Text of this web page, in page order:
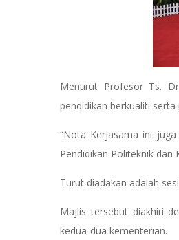
Menurut Profesor Ts.
pendidikan berkualiti
“Nota Kerjasama ini
Pendidikan Politeknik dan
Turut diadakan adalah
Majlis tersebut diakhiri
kedua-dua kementerian.